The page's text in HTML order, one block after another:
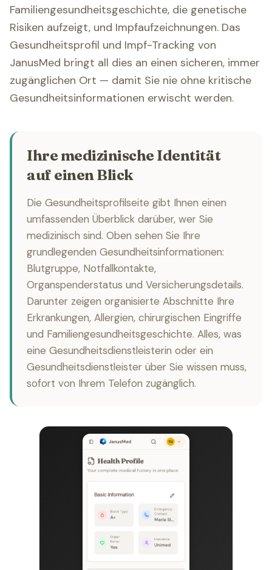
Familiengesundheitsgeschichte, die genetische
Risiken aufzeigt, und Impfaufzeichnungen. Das
Gesundheitsprofil und Impf-Tracking von
JanusMed bringt all dies an einen sicheren, immer
zugänglichen Ort — damit Sie nie ohne kritische
Gesundheitsinformationen erwischt werden.
Ihre medizinische Identität
auf einen Blick
Die Gesundheitsprofilseite gibt Ihnen einen
umfassenden Überblick darüber, wer Sie
medizinisch sind. Oben sehen Sie Ihre
grundlegenden Gesundheitsinformationen:
Blutgruppe, Notfallkontakte,
Organspenderstatus und Versicherungsdetails.
Darunter zeigen organisierte Abschnitte Ihre
Erkrankungen, Allergien, chirurgischen Eingriffe
und Familiengesundheitsgeschichte. Alles, was
eine Gesundheitsdienstleisterin oder ein
Gesundheitsdienstleister über Sie wissen muss,
sofort von Ihrem Telefon zugänglich.